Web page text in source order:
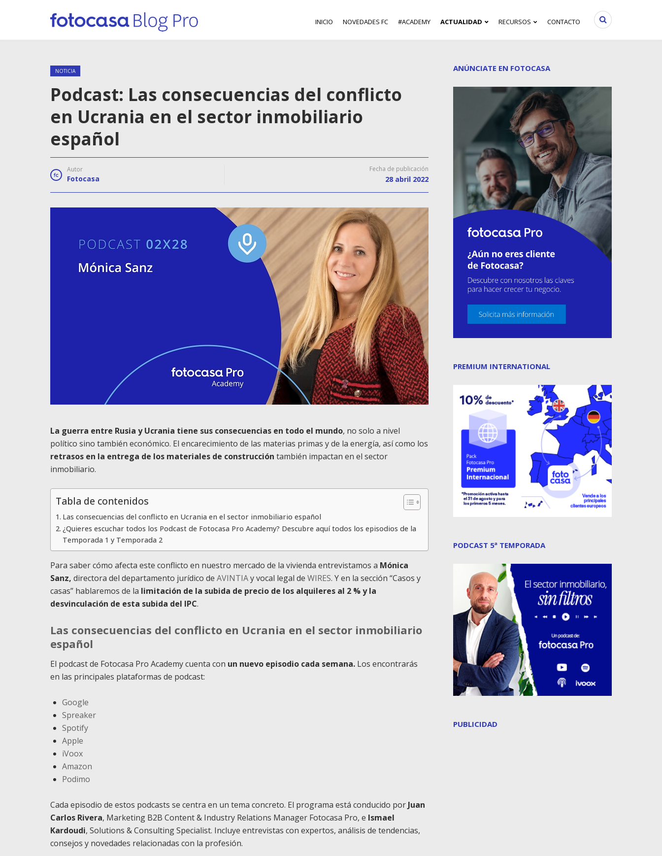
INICIO NOVEDADES FC #ACADEMY ACTUALIDAD RECURSOS CONTACTO
NOTICIA
Podcast: Las consecuencias del conflicto
en Ucrania en el sector inmobiliario
español
Autor
Fotocasa
Fecha de publicación
28 abril 2022
La guerra entre Rusia y Ucrania tiene sus consecuencias en todo el mundo, no solo a nivel
político sino también económico. El encarecimiento de las materias primas y de la energía, así como los
retrasos en la entrega de los materiales de construcción también impactan en el sector
inmobiliario.
Tabla de contenidos
Las consecuencias del conflicto en Ucrania en el sector inmobiliario español
¿Quieres escuchar todos los Podcast de Fotocasa Pro Academy? Descubre aquí todos los episodios de la
Temporada 1 y Temporada 2
Para saber cómo afecta este conflicto en nuestro mercado de la vivienda entrevistamos a Mónica
Sanz, directora del departamento jurídico de AVINTIAy vocal legal de WIRES. Y en la sección “Casos y
casas” hablaremos de la limitación de la subida de precio de los alquileres al 2 % y la
desvinculación de esta subida del IPC.
Las consecuencias del conflicto en Ucrania en el sector inmobiliario
español
El podcast de Fotocasa Pro Academy cuenta con un nuevo episodio cada semana. Los encontrarás
en las principales plataformas de podcast:
Google
Spreaker
Spotify
Apple
iVoox
Amazon
Podimo
Cada episodio de estos podcasts se centra en un tema concreto. El programa está conducido por Juan
Carlos Rivera, Marketing B2B Content & Industry Relations Manager Fotocasa Pro, e Ismael
Kardoudi, Solutions & Consulting Specialist. Incluye entrevistas con expertos, análisis de tendencias,
consejos y novedades relacionadas con la profesión.
ANÚNCIATE EN FOTOCASA
PREMIUM INTERNATIONAL
PODCAST 5ª TEMPORADA
PUBLICIDAD